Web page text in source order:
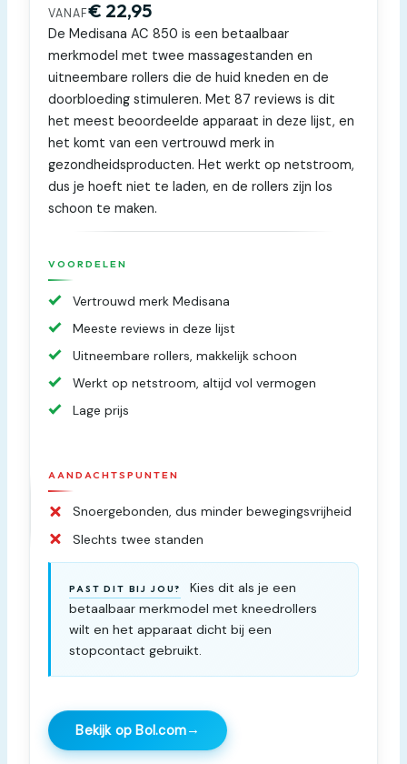
VANAF€ 22,95
De Medisana AC 850 is een betaalbaar
merkmodel met twee massagestanden en
uitneembare rollers die de huid kneden en de
doorbloeding stimuleren. Met 87 reviews is dit
het meest beoordeelde apparaat in deze lijst, en
het komt van een vertrouwd merk in
gezondheidsproducten. Het werkt op netstroom,
dus je hoeft niet te laden, en de rollers zijn los
schoon te maken.
VOORDELEN
Vertrouwd merk Medisana
Meeste reviews in deze lijst
Uitneembare rollers, makkelijk schoon
Werkt op netstroom, altijd vol vermogen
Lage prijs
AANDACHTSPUNTEN
Snoergebonden, dus minder bewegingsvrijheid
Slechts twee standen
PAST DIT BIJ JOU?
Kies dit als je een
betaalbaar merkmodel met kneedrollers
wilt en het apparaat dicht bij een
stopcontact gebruikt.
Bekijk op Bol.com→